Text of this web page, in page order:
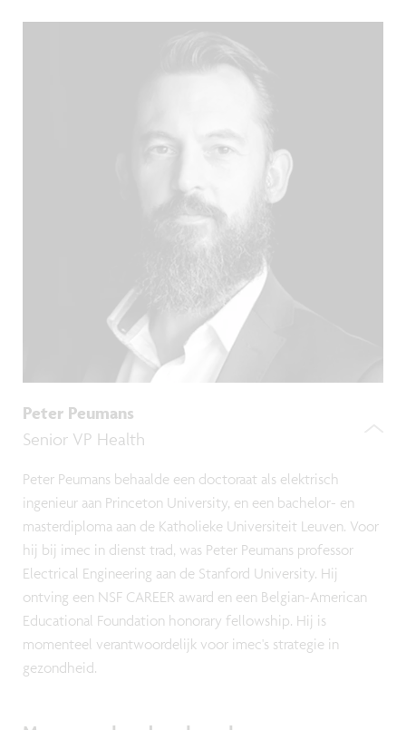
Peter Peumans
Senior VP Health
Peter Peumans behaalde een doctoraat als elektrisch
ingenieur aan Princeton University, en een bachelor- en
masterdiploma aan de Katholieke Universiteit Leuven. Voor
hij bij imec in dienst trad, was Peter Peumans professor
Electrical Engineering aan de Stanford University. Hij
ontving een NSF CAREER award en een Belgian-American
Educational Foundation honorary fellowship. Hij is
momenteel verantwoordelijk voor imec's strategie in
gezondheid.